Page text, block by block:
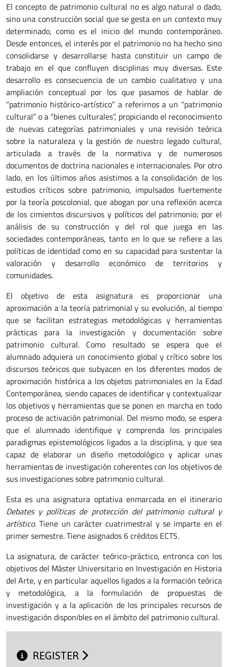
El concepto de patrimonio cultural no es algo natural o dado,
sino una construcción social que se gesta en un contexto muy
determinado, como es el inicio del mundo contemporáneo.
Desde entonces, el interés por el patrimonio no ha hecho sino
consolidarse y desarrollarse hasta constituir un campo de
trabajo en el que confluyen disciplinas muy diversas. Este
desarrollo es consecuencia de un cambio cualitativo y una
ampliación conceptual por los que pasamos de hablar de
“patrimonio histórico-artístico” a referirnos a un “patrimonio
cultural” o a “bienes culturales”, propiciando el reconocimiento
de nuevas categorías patrimoniales y una revisión teórica
sobre la naturaleza y la gestión de nuestro legado cultural,
articulada a través de la normativa y de numerosos
documentos de doctrina nacionales e internacionales. Por otro
lado, en los últimos años asistimos a la consolidación de los
estudios críticos sobre patrimonio, impulsados fuertemente
por la teoría poscolonial, que abogan por una reflexión acerca
de los cimientos discursivos y políticos del patrimonio; por el
análisis de su construcción y del rol que juega en las
sociedades contemporáneas, tanto en lo que se refiere a las
políticas de identidad como en su capacidad para sustentar la
valoración y desarrollo económico de territorios y
comunidades.
El objetivo de esta asignatura es proporcionar una
aproximación a la teoría patrimonial y su evolución, al tiempo
que se facilitan estrategias metodológicas y herramientas
prácticas para la investigación y documentación sobre
patrimonio cultural. Como resultado se espera que el
alumnado adquiera un conocimiento global y crítico sobre los
discursos teóricos que subyacen en los diferentes modos de
aproximación histórica a los objetos patrimoniales en la Edad
Contemporánea, siendo capaces de identificar y contextualizar
los objetivos y herramientas que se ponen en marcha en todo
proceso de activación patrimonial. Del mismo modo, se espera
que el alumnado identifique y comprenda los principales
paradigmas epistemológicos ligados a la disciplina, y que sea
capaz de elaborar un diseño metodológico y aplicar unas
herramientas de investigación coherentes con los objetivos de
sus investigaciones sobre patrimonio cultural.
Esta es una asignatura optativa enmarcada en el itinerario
Debates y políticas de protección del patrimonio cultural y
artístico. Tiene un carácter cuatrimestral y se imparte en el
primer semestre. Tiene asignados 6 créditos ECTS.
La asignatura, de carácter teórico-práctico, entronca con los
objetivos del Máster Universitario en Investigación en Historia
del Arte, y en particular aquellos ligados a la formación teórica
y metodológica, a la formulación de propuestas de
investigación y a la aplicación de los principales recursos de
investigación disponibles en el ámbito del patrimonio cultural.
REGISTER